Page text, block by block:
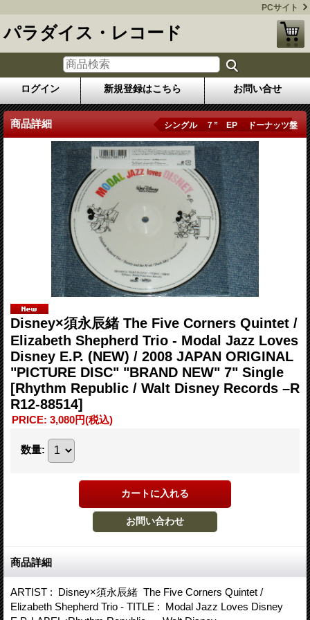
PCサイト
パラダイス・レコード
ログイン 新規登録はこちら お問い合せ
商品詳細 シングル ７” EP ドーナッツ盤
Disney×須永辰緒 The Five Corners Quintet /
Elizabeth Shepherd Trio - Modal Jazz Loves
Disney E.P. (NEW) / 2008 JAPAN ORIGINAL
"PICTURE DISC" "BRAND NEW" 7" Single
[Rhythm Republic / Walt Disney Records –R
R12-88514]
PRICE: 3,080円(税込)
数量:
商品詳細
ARTIST : Disney×須永辰緒 The Five Corners Quintet /
Elizabeth Shepherd Trio - TITLE : Modal Jazz Loves Disney